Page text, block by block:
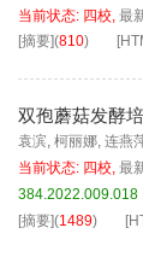
当前状态: 四校, 最
[摘要](810)
双孢蘑菇发酵
袁滨, 柯丽娜, 连燕
当前状态: 四校, 最
384.2022.009.018
[摘要](1489)